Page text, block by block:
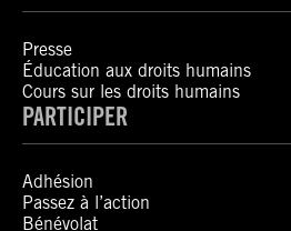
Presse
Éducation aux droits humains
Cours sur les droits humains
PARTICIPER
Adhésion
Passez à l’action
Bénévolat